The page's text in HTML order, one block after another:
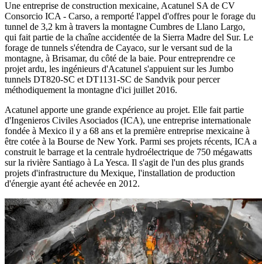
Une entreprise de construction mexicaine, Acatunel SA de CV
Consorcio ICA - Carso, a remporté l'appel d'offres pour le forage du
tunnel de 3,2 km à travers la montagne Cumbres de Llano Largo,
qui fait partie de la chaîne accidentée de la Sierra Madre del Sur. Le
forage de tunnels s'étendra de Cayaco, sur le versant sud de la
montagne, à Brisamar, du côté de la baie. Pour entreprendre ce
projet ardu, les ingénieurs d'Acatunel s'appuient sur les Jumbo
tunnels DT820-SC et DT1131-SC de Sandvik pour percer
méthodiquement la montagne d'ici juillet 2016.
Acatunel apporte une grande expérience au projet. Elle fait partie
d'Ingenieros Civiles Asociados (ICA), une entreprise internationale
fondée à Mexico il y a 68 ans et la première entreprise mexicaine à
être cotée à la Bourse de New York. Parmi ses projets récents, ICA a
construit le barrage et la centrale hydroélectrique de 750 mégawatts
sur la rivière Santiago à La Yesca. Il s'agit de l'un des plus grands
projets d'infrastructure du Mexique, l'installation de production
d'énergie ayant été achevée en 2012.